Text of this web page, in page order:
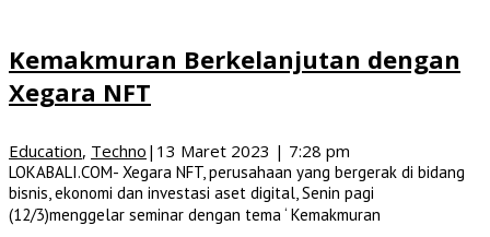
Kemakmuran Berkelanjutan dengan
Xegara NFT
Education, Techno | 13 Maret 2023 | 7:28 pm
LOKABALI.COM- Xegara NFT, perusahaan yang bergerak di bidang
bisnis, ekonomi dan investasi aset digital, Senin pagi
(12/3)menggelar seminar dengan tema ‘ Kemakmuran